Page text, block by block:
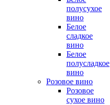
полусухое
вино
Белое
сладкое
вино
Белое
полусладкое
вино
Розовое вино
Розовое
сухое вино